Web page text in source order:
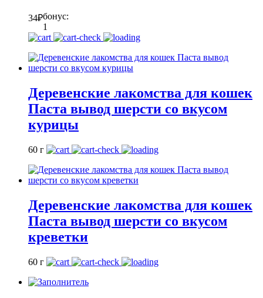
34₽бонус:
1
Деревенские лакомства для кошек
Паста вывод шерсти со вкусом
курицы
60 г
Деревенские лакомства для кошек
Паста вывод шерсти со вкусом
креветки
60 г